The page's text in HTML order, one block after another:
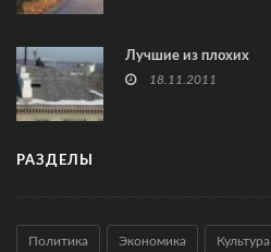
Лучшие из плохих
18.11.2011
РАЗДЕЛЫ
Политика Экономика Культура